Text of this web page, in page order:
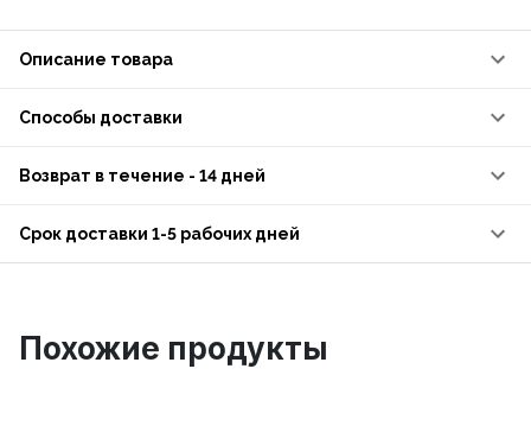
Описание товара
Способы доставки
Возврат в течение - 14 дней
Срок доставки 1-5 рабочих дней
Похожие продукты